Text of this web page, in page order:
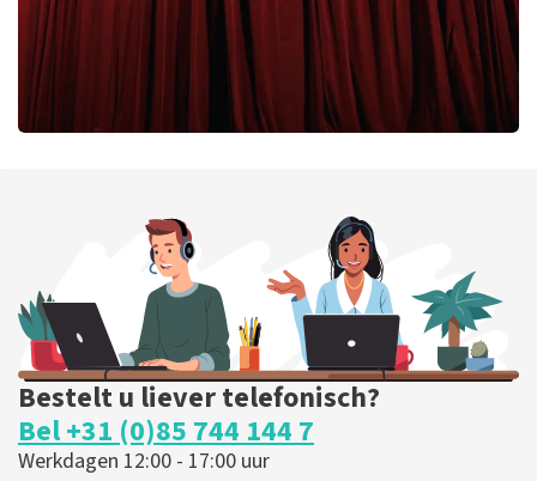
BESTEL NU
Bestelt u liever telefonisch?
Bel +31 (0)85 744 144 7
Werkdagen 12:00 - 17:00 uur